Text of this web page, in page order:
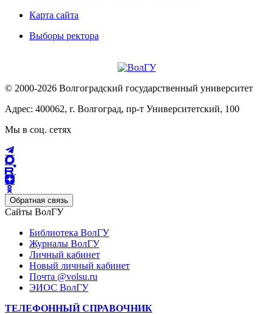
Карта сайта
Выборы ректора
© 2000-2026 Волгоградский государственный университет
Адрес: 400062, г. Волгоград, пр-т Университетский, 100
Мы в соц. сетях
Обратная связь
Сайты ВолГУ
Библиотека ВолГУ
Журналы ВолГУ
Личный кабинет
Новый личный кабинет
Почта @volsu.ru
ЭИОС ВолГУ
ТЕЛЕФОННЫЙ СПРАВОЧНИК